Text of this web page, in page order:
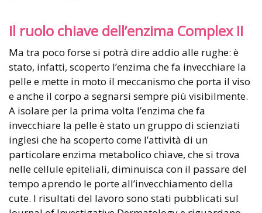
Il ruolo chiave dell’enzima Complex II
Ma tra poco forse si potrà dire addio alle rughe: è
stato, infatti, scoperto l’enzima che fa invecchiare la
pelle e mette in moto il meccanismo che porta il viso
e anche il corpo a segnarsi sempre più visibilmente.
A isolare per la prima volta l’enzima che fa
invecchiare la pelle è stato un gruppo di scienziati
inglesi che ha scoperto come l’attività di un
particolare enzima metabolico chiave, che si trova
nelle cellule epiteliali, diminuisca con il passare del
tempo aprendo le porte all’invecchiamento della
cute. I risultati del lavoro sono stati pubblicati sul